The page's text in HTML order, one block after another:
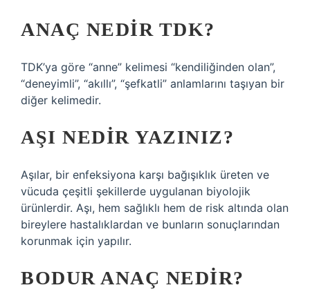
ANAÇ NEDIR TDK?
TDK’ya göre “anne” kelimesi “kendiliğinden olan”,
“deneyimli”, “akıllı”, “şefkatli” anlamlarını taşıyan bir
diğer kelimedir.
AŞI NEDIR YAZINIZ?
Aşılar, bir enfeksiyona karşı bağışıklık üreten ve
vücuda çeşitli şekillerde uygulanan biyolojik
ürünlerdir. Aşı, hem sağlıklı hem de risk altında olan
bireylere hastalıklardan ve bunların sonuçlarından
korunmak için yapılır.
BODUR ANAÇ NEDIR?